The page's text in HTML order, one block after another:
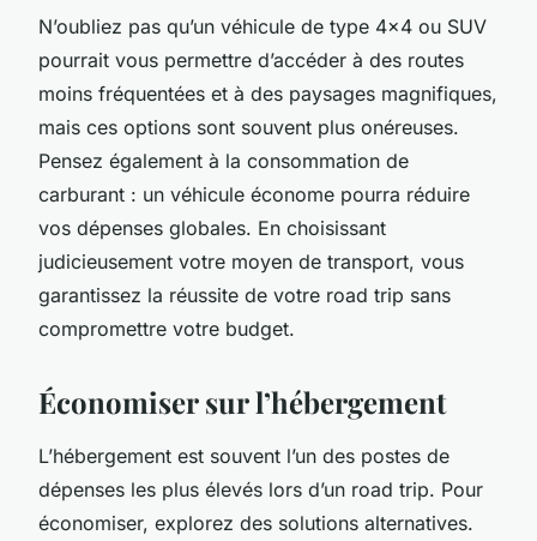
N’oubliez pas qu’un véhicule de type 4×4 ou SUV
pourrait vous permettre d’accéder à des routes
moins fréquentées et à des paysages magnifiques,
mais ces options sont souvent plus onéreuses.
Pensez également à la consommation de
carburant : un véhicule économe pourra réduire
vos dépenses globales. En choisissant
judicieusement votre moyen de transport, vous
garantissez la réussite de votre road trip sans
compromettre votre budget.
Économiser sur l’hébergement
L’hébergement est souvent l’un des postes de
dépenses les plus élevés lors d’un road trip. Pour
économiser, explorez des solutions alternatives.